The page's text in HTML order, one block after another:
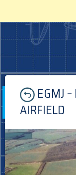
Skip
content
EGMJ
AIRFIELD